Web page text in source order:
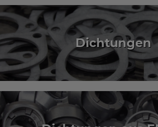
Dichtungen